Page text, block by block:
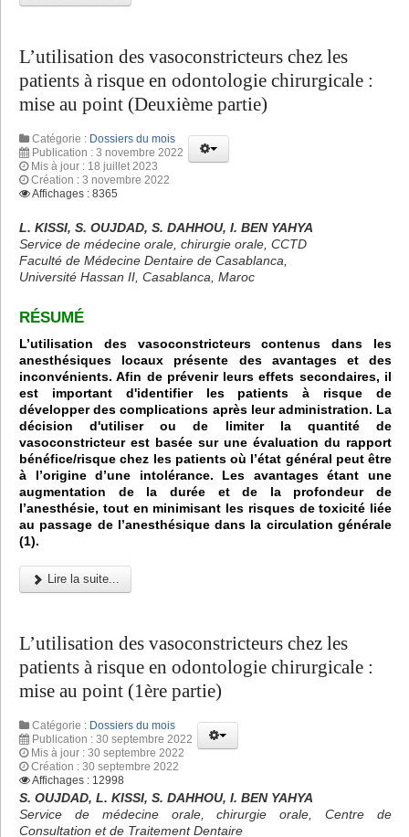
L’utilisation des vasoconstricteurs chez les
patients à risque en odontologie chirurgicale :
mise au point (Deuxième partie)
Catégorie : Dossiers du mois
Publication : 3 novembre 2022
Mis à jour : 18 juillet 2023
Création : 3 novembre 2022
Affichages : 8365
L. KISSI, S. OUJDAD, S. DAHHOU, I. BEN YAHYA
Service de médecine orale, chirurgie orale, CCTD
Faculté de Médecine Dentaire de Casablanca,
Université Hassan II, Casablanca, Maroc
RÉSUMÉ
L’utilisation des vasoconstricteurs contenus dans les
anesthésiques locaux présente des avantages et des
inconvénients. Afin de prévenir leurs effets secondaires, il
est important d'identifier les patients à risque de
développer des complications après leur administration. La
décision d'utiliser ou de limiter la quantité de
vasoconstricteur est basée sur une évaluation du rapport
bénéfice/risque chez les patients où l’état général peut être
à l’origine d’une intolérance. Les avantages étant une
augmentation de la durée et de la profondeur de
l’anesthésie, tout en minimisant les risques de toxicité liée
au passage de l’anesthésique dans la circulation générale
(1).
Lire la suite...
L’utilisation des vasoconstricteurs chez les
patients à risque en odontologie chirurgicale :
mise au point (1ère partie)
Catégorie : Dossiers du mois
Publication : 30 septembre 2022
Mis à jour : 30 septembre 2022
Création : 30 septembre 2022
Affichages : 12998
S. OUJDAD, L. KISSI, S. DAHHOU, I. BEN YAHYA
Service de médecine orale, chirurgie orale, Centre de
Consultation et de Traitement Dentaire